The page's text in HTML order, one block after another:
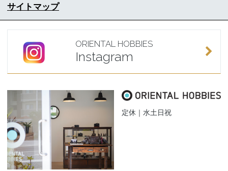
サイトマップ
ORIENTAL HOBBIES
Instagram
定休｜水土日祝